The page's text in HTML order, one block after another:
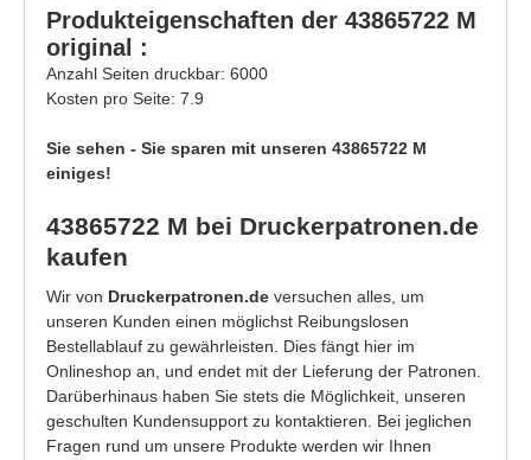
Produkteigenschaften der 43865722 M
original :
Anzahl Seiten druckbar: 6000
Kosten pro Seite: 7.9
Sie sehen - Sie sparen mit unseren 43865722 M
einiges!
43865722 M bei Druckerpatronen.de
kaufen
Wir von Druckerpatronen.de versuchen alles, um
unseren Kunden einen möglichst Reibungslosen
Bestellablauf zu gewährleisten. Dies fängt hier im
Onlineshop an, und endet mit der Lieferung der Patronen.
Darüberhinaus haben Sie stets die Möglichkeit, unseren
geschulten Kundensupport zu kontaktieren. Bei jeglichen
Fragen rund um unsere Produkte werden wir Ihnen